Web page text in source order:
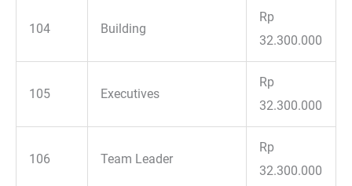
104 Building
Rp
32.300.000
105 Executives
Rp
32.300.000
106 Team Leader
Rp
32.300.000